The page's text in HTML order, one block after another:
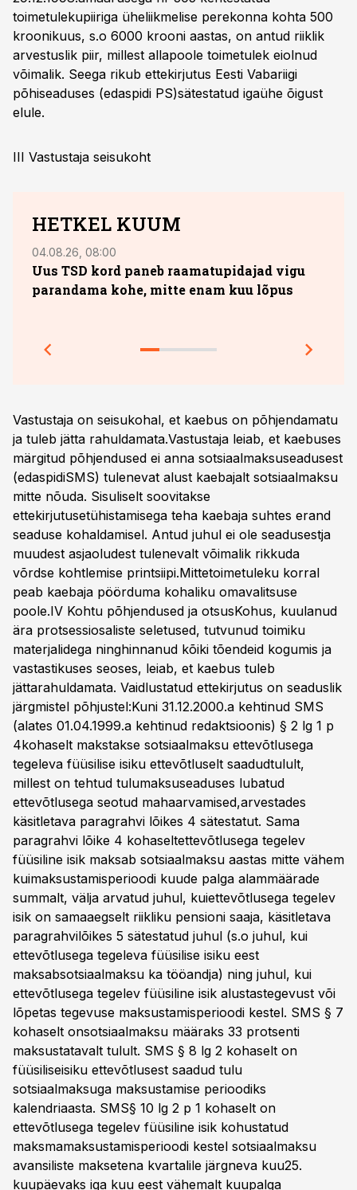
toimetulekupiiriga üheliikmelise perekonna kohta 500
kroonikuus, s.o 6000 krooni aastas, on antud riiklik
arvestuslik piir, millest allapoole toimetulek eiolnud
võimalik. Seega rikub ettekirjutus Eesti Vabariigi
põhiseaduses (edaspidi PS)sätestatud igaühe õigust
elule.
III Vastustaja seisukoht
HETKEL KUUM
04.08.26, 08:00
Uus TSD kord paneb raamatupidajad vigu
parandama kohe, mitte enam kuu lõpus
Vastustaja on seisukohal, et kaebus on põhjendamatu
ja tuleb jätta rahuldamata.Vastustaja leiab, et kaebuses
märgitud põhjendused ei anna sotsiaalmaksuseadusest
(edaspidiSMS) tulenevat alust kaebajalt sotsiaalmaksu
mitte nõuda. Sisuliselt soovitakse
ettekirjutusetühistamisega teha kaebaja suhtes erand
seaduse kohaldamisel. Antud juhul ei ole seadusestja
muudest asjaoludest tulenevalt võimalik rikkuda
võrdse kohtlemise printsiipi.Mittetoimetuleku korral
peab kaebaja pöörduma kohaliku omavalitsuse
poole.IV Kohtu põhjendused ja otsusKohus, kuulanud
ära protsessiosaliste seletused, tutvunud toimiku
materjalidega ninghinnanud kõiki tõendeid kogumis ja
vastastikuses seoses, leiab, et kaebus tuleb
jättarahuldamata. Vaidlustatud ettekirjutus on seaduslik
järgmistel põhjustel:Kuni 31.12.2000.a kehtinud SMS
(alates 01.04.1999.a kehtinud redaktsioonis) § 2 lg 1 p
4kohaselt makstakse sotsiaalmaksu ettevõtlusega
tegeleva füüsilise isiku ettevõtluselt saadudtulult,
millest on tehtud tulumaksuseaduses lubatud
ettevõtlusega seotud mahaarvamised,arvestades
käsitletava paragrahvi lõikes 4 sätestatut. Sama
paragrahvi lõike 4 kohaseltettevõtlusega tegelev
füüsiline isik maksab sotsiaalmaksu aastas mitte vähem
kuimaksustamisperioodi kuude palga alammäärade
summalt, välja arvatud juhul, kuiettevõtlusega tegelev
isik on samaaegselt riikliku pensioni saaja, käsitletava
paragrahvilõikes 5 sätestatud juhul (s.o juhul, kui
ettevõtlusega tegeleva füüsilise isiku eest
maksabsotsiaalmaksu ka tööandja) ning juhul, kui
ettevõtlusega tegelev füüsiline isik alustastegevust või
lõpetas tegevuse maksustamisperioodi kestel. SMS § 7
kohaselt onsotsiaalmaksu määraks 33 protsenti
maksustatavalt tulult. SMS § 8 lg 2 kohaselt on
füüsiliseisiku ettevõtlusest saadud tulu
sotsiaalmaksuga maksustamise perioodiks
kalendriaasta. SMS§ 10 lg 2 p 1 kohaselt on
ettevõtlusega tegelev füüsiline isik kohustatud
maksmamaksustamisperioodi kestel sotsiaalmaksu
avansiliste maksetena kvartalile järgneva kuu25.
kuupäevaks iga kuu eest vähemalt kuupalga